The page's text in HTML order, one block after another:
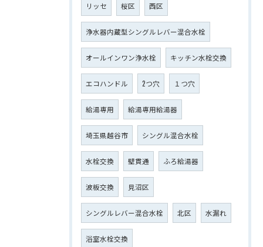
リッセ 桜区 西区
浄水器内蔵型シングルレバー混合水栓
オールインワン浄水栓 キッチン水栓交換
エコハンドル 2つ穴 １つ穴
給湯専用 給湯専用給湯器
埼玉県越谷市 シングル混合水栓
水栓交換 壁貫通 ふろ給湯器
波板交換 見沼区
シングルレバー混合水栓 北区 水漏れ
浴室水栓交換